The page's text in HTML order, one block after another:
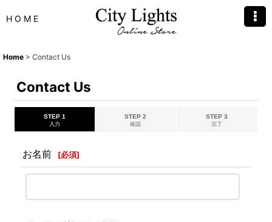
H O M E
Home > Contact Us
Contact Us
STEP 1
入力
STEP 2
確認
STEP 3
完了
お名前 [必須]